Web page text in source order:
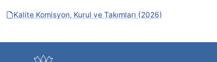
Kalite Komisyon, Kurul ve Takımları (2026)